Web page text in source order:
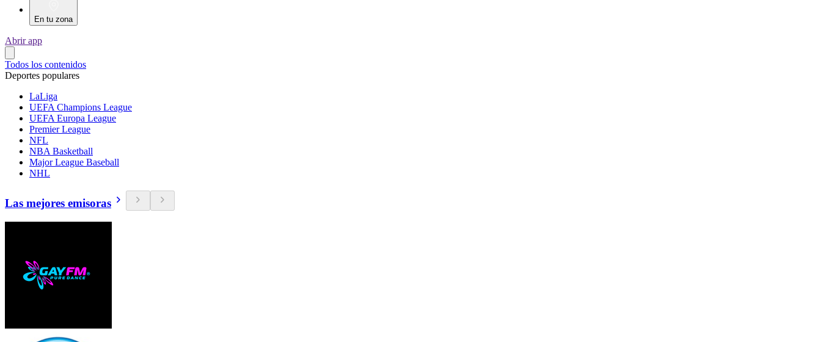
En tu zona
Abrir app
Todos los contenidos
Deportes populares
LaLiga
UEFA Champions League
UEFA Europa League
Premier League
NFL
NBA Basketball
Major League Baseball
NHL
Las mejores emisoras